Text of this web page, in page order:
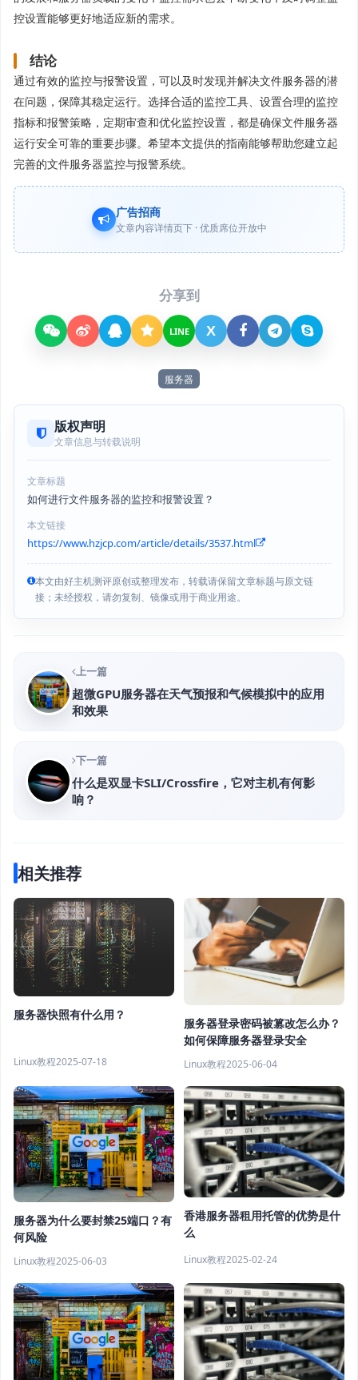
控设置能够更好地适应新的需求。
结论
通过有效的监控与报警设置，可以及时发现并解决文件服务器的潜
在问题，保障其稳定运行。选择合适的监控工具、设置合理的监控
指标和报警策略，定期审查和优化监控设置，都是确保文件服务器
运行安全可靠的重要步骤。希望本文提供的指南能够帮助您建立起
完善的文件服务器监控与报警系统。
广告招商
文章内容详情页下 · 优质席位开放中
分享到
LINE X
服务器
版权声明
文章信息与转载说明
文章标题
如何进行文件服务器的监控和报警设置？
本文链接
https://www.hzjcp.com/article/details/3537.html
本文由好主机测评原创或整理发布，转载请保留文章标题与原文链
接；未经授权，请勿复制、镜像或用于商业用途。
上一篇
超微GPU服务器在天气预报和气候模拟中的应用
和效果
下一篇
什么是双显卡SLI/Crossfire，它对主机有何影
响？
相关推荐
服务器快照有什么用？
Linux教程2025-07-18
服务器登录密码被篡改怎么办？
如何保障服务器登录安全
Linux教程2025-06-04
服务器为什么要封禁25端口？有
何风险
Linux教程2025-06-03
香港服务器租用托管的优势是什
么
Linux教程2025-02-24